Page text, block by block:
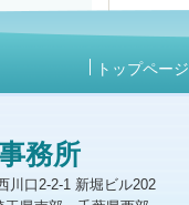
トップページ
務所
川口2-2-1 新堀ビル202